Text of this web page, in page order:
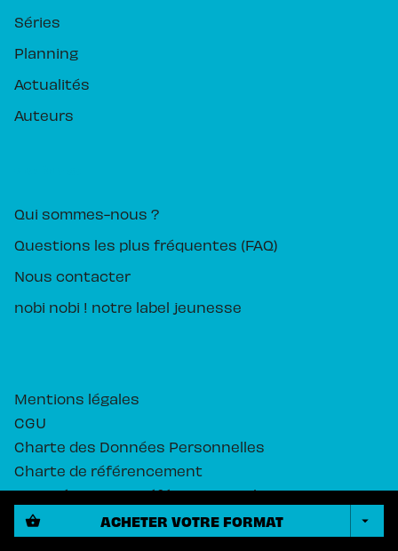
shopping_basket ACHETER VOTRE FORMAT arrow_drop_down
Séries
Planning
Actualités
Auteurs
Qui sommes-nous ?
Questions les plus fréquentes (FAQ)
Nous contacter
nobi nobi ! notre label jeunesse
Mentions légales
CGU
Charte des Données Personnelles
Charte de référencement
Paramétrez vos préférences cookies